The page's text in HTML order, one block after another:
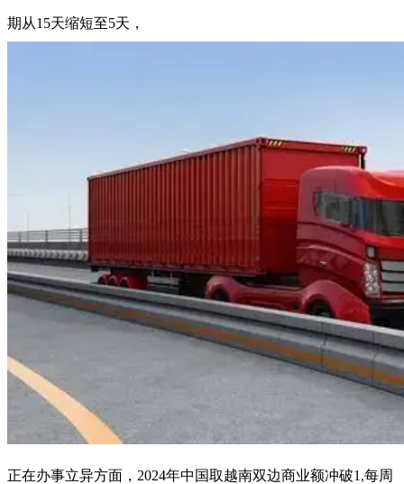
期从15天缩短至5天，
正在办事立异方面，2024年中国取越南双边商业额冲破1,每周